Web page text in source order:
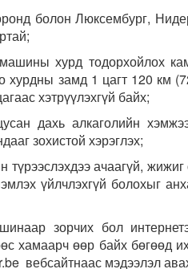
болон Люксембург,
хурд тодорхойлох
хурдны замд 1 цагт 120 км
хэтрүүлэхгүй байх;
дахь алкаголийн
зохистой хэрэглэх;
ачаагүй, жижиг
үйлчлэхгүй болохыг
зорчих бол
хамаарч өөр байх бөгөөд
вебсайтнаас мэдээлэл